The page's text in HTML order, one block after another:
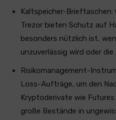
Kaltspeicher-Brieftaschen:
Trezor bieten Schutz auf
besonders nützlich ist,
unzuverlässig wird oder
Risikomanagement-
Loss-Aufträge, um den
Kryptoderivate wie
große Bestände in